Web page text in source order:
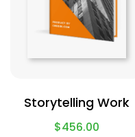
Storytelling Work
$456.00